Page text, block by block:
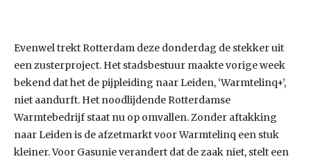
Evenwel trekt Rotterdam deze donderdag de stekker uit
een zusterproject. Het stadsbestuur maakte vorige week
bekend dat het de pijpleiding naar Leiden, ‘Warmtelinq+’,
niet aandurft. Het noodlijdende Rotterdamse
Warmtebedrijf staat nu op omvallen. Zonder aftakking
naar Leiden is de afzetmarkt voor Warmtelinq een stuk
kleiner. Voor Gasunie verandert dat de zaak niet, stelt een